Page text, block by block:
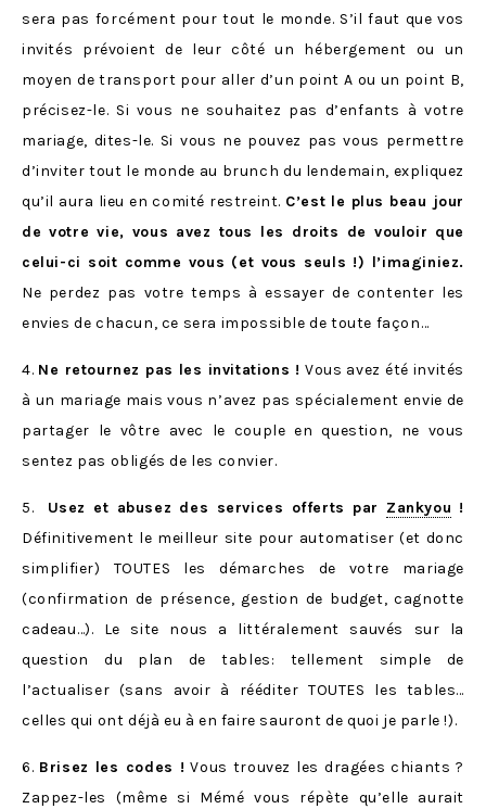
sera pas forcément pour tout le monde. S’il faut que vos
invités prévoient de leur côté un hébergement ou un
moyen de transport pour aller d’un point A ou un point B,
précisez-le. Si vous ne souhaitez pas d’enfants à votre
mariage, dites-le. Si vous ne pouvez pas vous permettre
d’inviter tout le monde au brunch du lendemain, expliquez
qu’il aura lieu en comité restreint. C’est le plus beau jour
de votre vie, vous avez tous les droits de vouloir que
celui-ci soit comme vous (et vous seuls !) l’imaginiez.
Ne perdez pas votre temps à essayer de contenter les
envies de chacun, ce sera impossible de toute façon…
4. Ne retournez pas les invitations ! Vous avez été invités
à un mariage mais vous n’avez pas spécialement envie de
partager le vôtre avec le couple en question, ne vous
sentez pas obligés de les convier.
5. Usez et abusez des services offerts par Zankyou !
Définitivement le meilleur site pour automatiser (et donc
simplifier) TOUTES les démarches de votre mariage
(confirmation de présence, gestion de budget, cagnotte
cadeau…). Le site nous a littéralement sauvés sur la
question du plan de tables: tellement simple de
l’actualiser (sans avoir à rééditer TOUTES les tables…
celles qui ont déjà eu à en faire sauront de quoi je parle !).
6. Brisez les codes ! Vous trouvez les dragées chiants ?
Zappez-les (même si Mémé vous répète qu’elle aurait